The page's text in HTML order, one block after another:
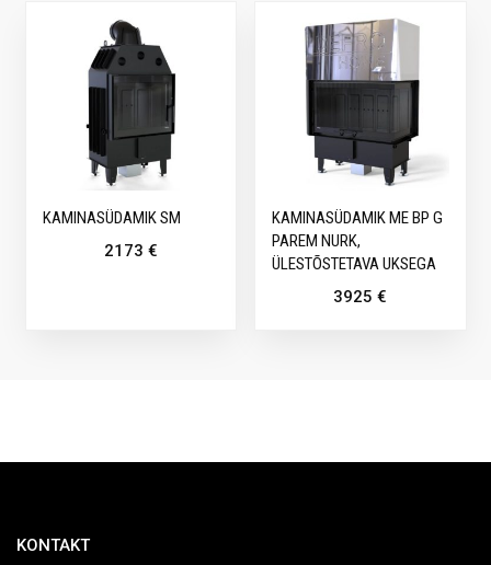
KAMINASÜDAMIK SM
2173 €
KAMINASÜDAMIK ME BP G
PAREM NURK,
ÜLESTÕSTETAVA UKSEGA
3925€
KONTAKT